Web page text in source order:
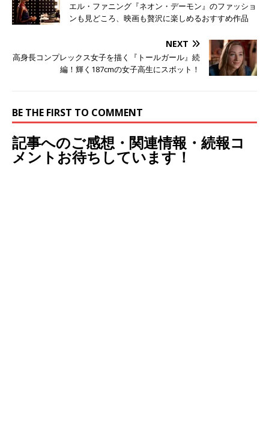
エル・ファニング『ネオン・デーモン』のファッショ
ンも見どころ、映画も贅沢に楽しめるおすすめ作品
NEXT
高身長コンプレックス女子を描く『トールガール』続
編！輝く187cmの女子高生にスポット！
BE THE FIRST TO COMMENT
記事へのご感想・関連情報・続報コ
メントお待ちしています！